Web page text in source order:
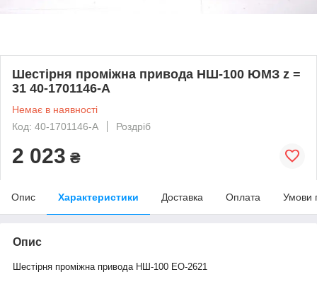
Шестірня проміжна привода НШ-100 ЮМЗ z =
31 40-1701146-А
Немає в наявності
Код: 40-1701146-А
Роздріб
2 023 ₴
Опис Характеристики Доставка Оплата Умови
Опис
Шестірня проміжна привода НШ-100 ЕО-2621